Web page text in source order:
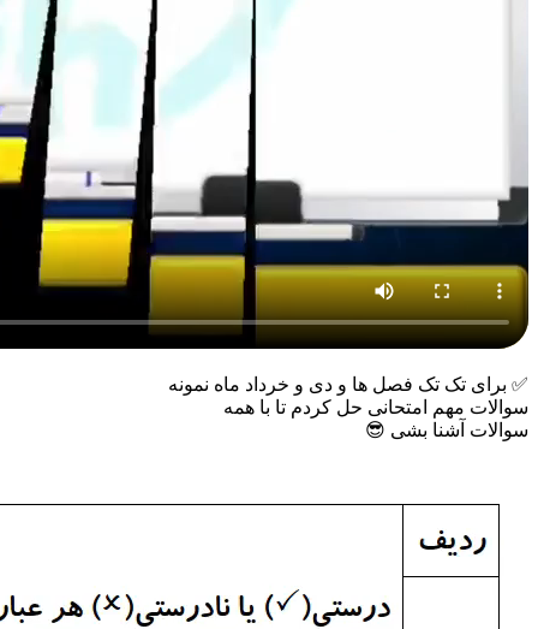
✅ برای تک تک فصل ها و دی و خرداد ماه نمونه
سوالات مهم امتحانی حل کردم تا با همه
سوالات آشنا بشی 😎